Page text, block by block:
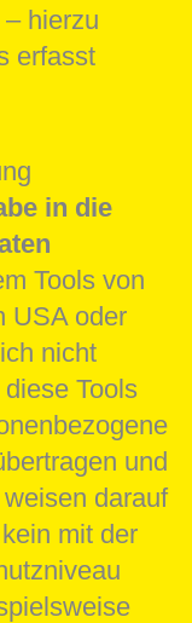
hierzu
erfasst
in die
Tools von
USA oder
nicht
Tools
und
darauf
mit der